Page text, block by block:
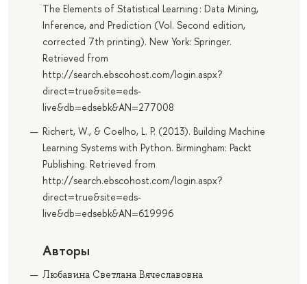
The Elements of Statistical Learning : Data Mining,
Inference, and Prediction (Vol. Second edition,
corrected 7th printing). New York: Springer.
Retrieved from
http://search.ebscohost.com/login.aspx?
direct=true&site=eds-
live&db=edsebk&AN=277008
Richert, W., & Coelho, L. P. (2013). Building Machine
Learning Systems with Python. Birmingham: Packt
Publishing. Retrieved from
http://search.ebscohost.com/login.aspx?
direct=true&site=eds-
live&db=edsebk&AN=619996
Авторы
Любавина Светлана Вячеславовна